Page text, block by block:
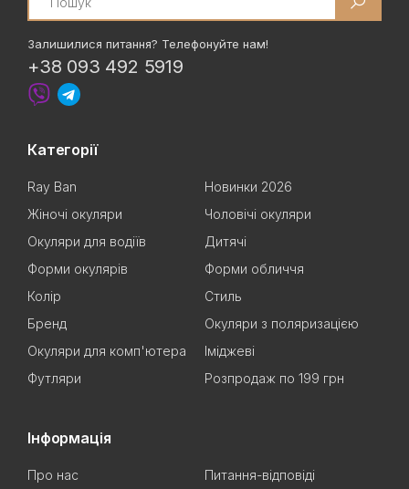
Залишилися питання? Телефонуйте нам!
+38 093 492 5919
Категорії
Ray Ban
Новинки 2026
Жіночі окуляри
Чоловічі окуляри
Окуляри для водіїв
Дитячі
Форми окулярів
Форми обличчя
Колір
Стиль
Бренд
Окуляри з поляризацією
Окуляри для комп'ютера
Іміджеві
Футляри
Розпродаж по 199 грн
Інформація
Про нас Питання-відповіді